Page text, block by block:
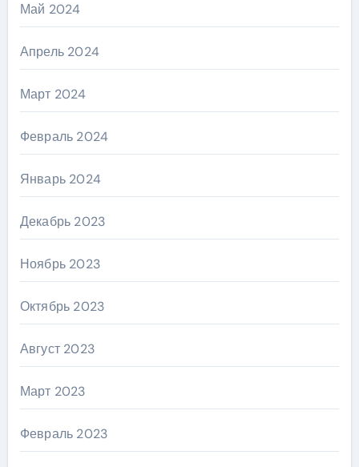
Май 2024
Апрель 2024
Март 2024
Февраль 2024
Январь 2024
Декабрь 2023
Ноябрь 2023
Октябрь 2023
Август 2023
Март 2023
Февраль 2023